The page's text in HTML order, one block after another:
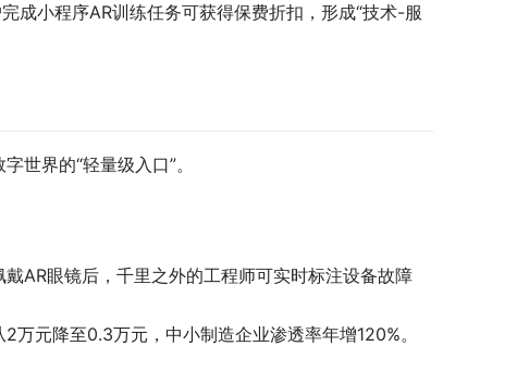
成小程序AR训练任务可获得保费折扣，形成“技术-服
世界的“轻量级入口”。
AR眼镜后，千里之外的工程师可实时标注设备故障
万元降至0.3万元，中小制造企业渗透率年增120%。